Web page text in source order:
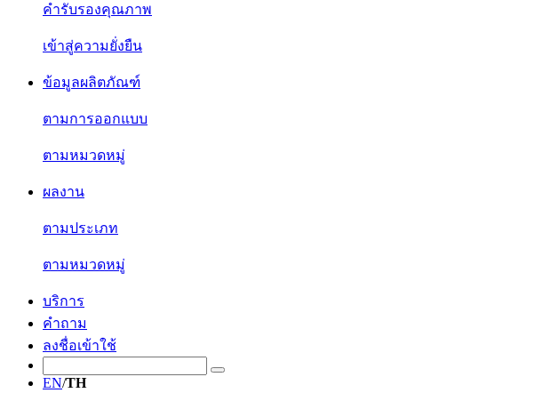
คำรับรองคุณภาพ
เข้าสู่ความยั่งยืน
ข้อมูลผลิตภัณฑ์
ตามการออกแบบ
ตามหมวดหมู่
ผลงาน
ตามประเภท
ตามหมวดหมู่
บริการ
คำถาม
ลงชื่อเข้าใช้
EN/TH